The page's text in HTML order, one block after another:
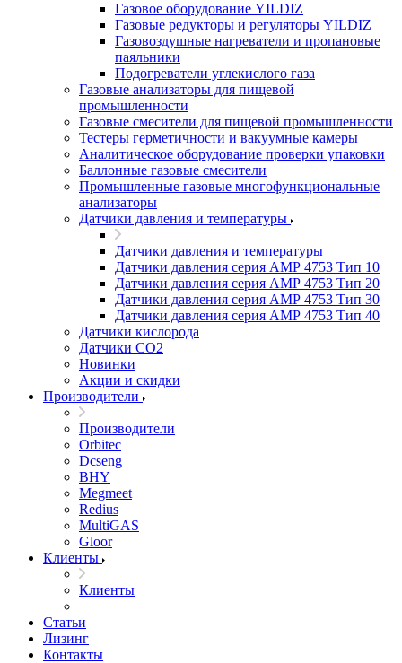
Газовое оборудование YILDIZ
Газовые редукторы и регуляторы YILDIZ
Газовоздушные нагреватели и пропановые
паяльники
Подогреватели углекислого газа
Газовые анализаторы для пищевой
промышленности
Газовые смесители для пищевой промышленности
Тестеры герметичности и вакуумные камеры
Аналитическое оборудование проверки упаковки
Баллонные газовые смесители
Промышленные газовые многофункциональные
анализаторы
Датчики давления и температуры
Датчики давления и температуры
Датчики давления серия АМР 4753 Тип 10
Датчики давления серия АМР 4753 Тип 20
Датчики давления серия АМР 4753 Тип 30
Датчики давления серия АМР 4753 Тип 40
Датчики кислорода
Датчики CO2
Новинки
Акции и скидки
Производители
Производители
Orbitec
Dcseng
BHY
Megmeet
Redius
MultiGAS
Gloor
Клиенты
Клиенты
Статьи
Лизинг
Контакты